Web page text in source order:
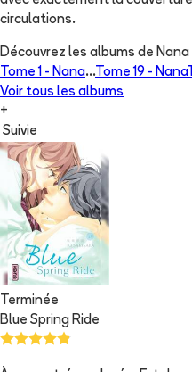
circulations.
Découvrez les albums de Nana
Tome 1 - Nana...Tome 19 - Nana
Voir tous les albums
+
Suivie
Terminée
Blue Spring Ride